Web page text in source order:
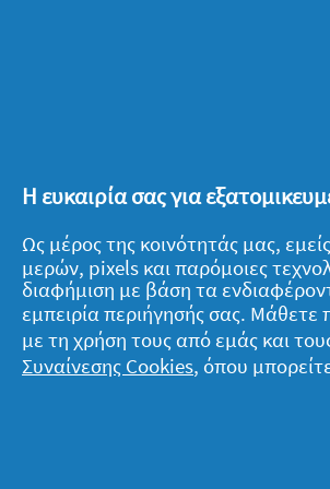
ξεπλέναμε και
Έπειτα, αφού
υπήρχαν στο
Κλείνοντας,
Η ευκαιρία σας για
Ως μέρος της κοινότητάς μας,
μερών, pixels και παρόμοιες
διαφήμιση με βάση τα
εμπειρία περιήγησής σας. Μάθετε
με τη χρήση τους από εμάς και
Συναίνεσης Cookies, όπου